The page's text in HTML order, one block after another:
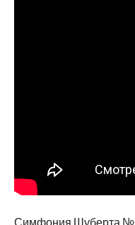
Симфония Шуберта №